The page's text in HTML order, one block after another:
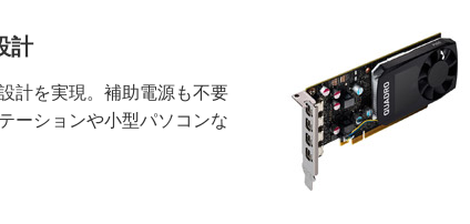
計
計を実現。補助電源も不要
ーションや小型パソコンな